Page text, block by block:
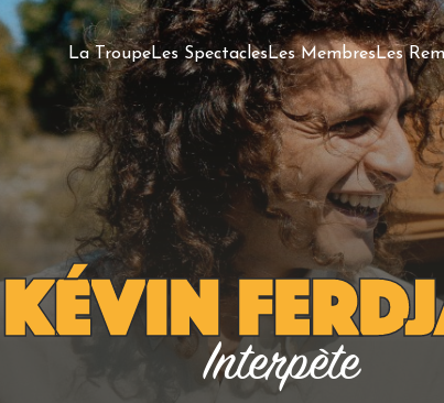
La TroupeLes SpectaclesLes MembresLes
Kévin
Interpète